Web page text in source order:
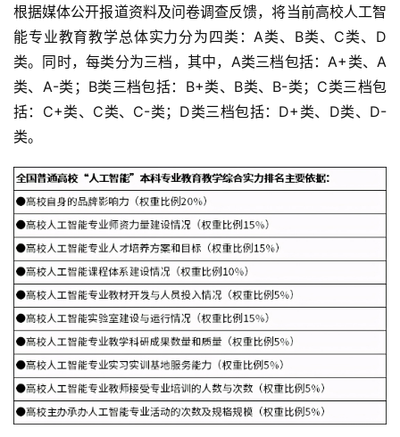
根据媒体公开报道资料及问卷调查反馈，将当前高校人工智
能专业教育教学总体实力分为四类：A类、B类、C类、D
类。同时，每类分为三档，其中，A类三档包括：A+类、A
类、A-类；B类三档包括：B+类、B类、B-类；C类三档包
括：C+类、C类、C-类；D类三档包括：D+类、D类、D-
类。